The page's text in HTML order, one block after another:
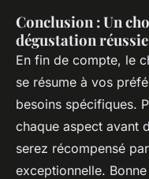
Conclusion : Un
dégustation réussie
En fin de compte, le
se résume à vos
besoins spécifiques.
chaque aspect avant
serez récompensé
exceptionnelle.